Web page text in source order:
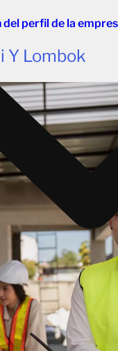
perfil de la
Y Lombok